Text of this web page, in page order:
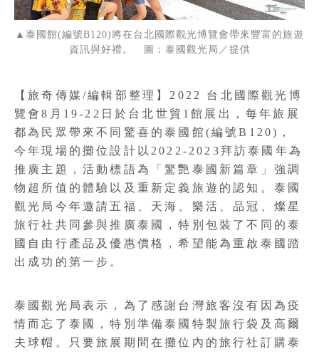
▲泰國館(編號B120)將在台北國際觀光博覽會帶來豐富的旅遊
資訊與好禮。 圖：泰國觀光局／提供
【旅奇傳媒/編輯部整理】2022 台北國際觀光博
覽會8月19-22日於台北世貿1館展出，每年旅展
都為民眾帶來不同驚喜的泰國館(編號B120)，
今年現場的攤位設計以2022-2023拜訪泰國年為
推廣主題，活動標語為「驚艷泰國新篇章」強調
物超所值的體驗以及重新定義旅遊的認知。泰國
觀光局今年邀請五福、天海、樂活、品冠、燦星
旅行社共同參與推廣泰國，特別包裝了不同的泰
國自由行產品及優惠價格，希望能為重啟泰國踏
出成功的第一步。
泰國觀光局表示，為了感謝台灣旅客沒有因為疫
情而忘了泰國，特別準備泰國特製旅行袋及高爾
夫球帽。只要旅展期間在攤位內的旅行社訂購泰